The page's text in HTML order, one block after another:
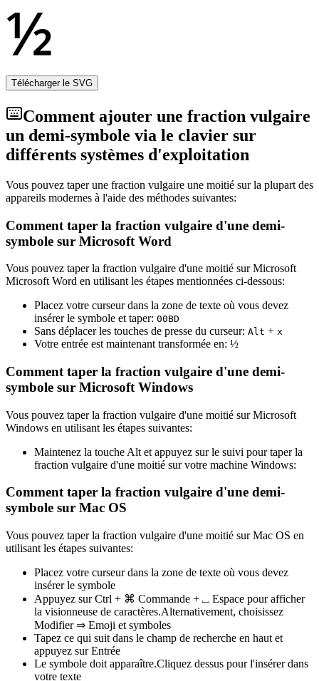
Télécharger le SVG
Comment ajouter une fraction vulgaire
un demi-symbole via le clavier sur
différents systèmes d'exploitation
Vous pouvez taper une fraction vulgaire une moitié sur la plupart des
appareils modernes à l'aide des méthodes suivantes:
Comment taper la fraction vulgaire d'une demi-
symbole sur Microsoft Word
Vous pouvez taper la fraction vulgaire d'une moitié sur Microsoft
Microsoft Word en utilisant les étapes mentionnées ci-dessous:
Placez votre curseur dans la zone de texte où vous devez
insérer le symbole et taper: 00BD
Sans déplacer les touches de presse du curseur: Alt + x
Votre entrée est maintenant transformée en: ½
Comment taper la fraction vulgaire d'une demi-
symbole sur Microsoft Windows
Vous pouvez taper la fraction vulgaire d'une moitié sur Microsoft
Windows en utilisant les étapes suivantes:
Maintenez la touche Alt et appuyez sur le suivi pour taper la
fraction vulgaire d'une moitié sur votre machine Windows:
Comment taper la fraction vulgaire d'une demi-
symbole sur Mac OS
Vous pouvez taper la fraction vulgaire d'une moitié sur Mac OS en
utilisant les étapes suivantes:
Placez votre curseur dans la zone de texte où vous devez
insérer le symbole
Appuyez sur Ctrl + ⌘ Commande + ⎵ Espace pour afficher
la visionneuse de caractères.Alternativement, choisissez
Modifier ⇒ Emoji et symboles
Tapez ce qui suit dans le champ de recherche en haut et
appuyez sur Entrée
Le symbole doit apparaître.Cliquez dessus pour l'insérer dans
votre texte